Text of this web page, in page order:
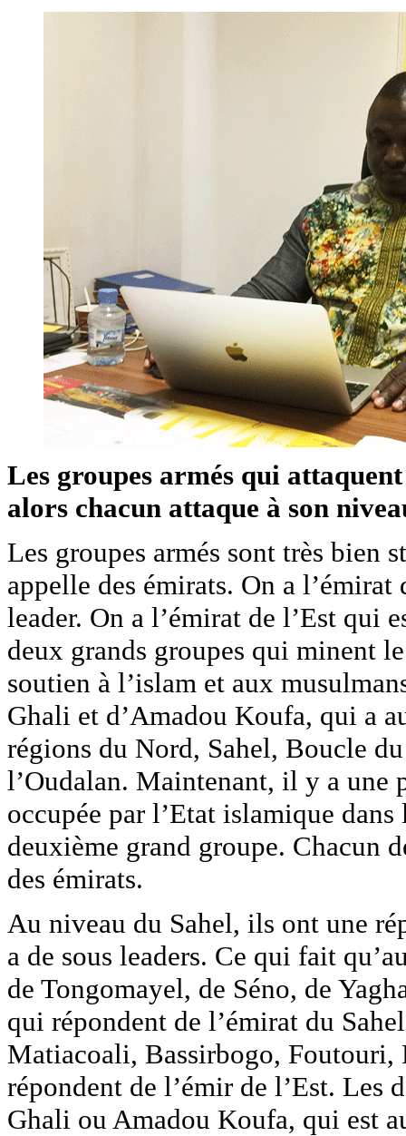
Les groupes armés qui
alors chacun attaque à son
Les groupes armés sont très bien
appelle des émirats. On a
leader. On a l’émirat de l’Est qui
deux grands groupes qui minent
soutien à l’islam et aux
Ghali et d’Amadou Koufa, qui a
régions du Nord, Sahel, Boucle
l’Oudalan. Maintenant, il y a une
occupée par l’Etat islamique
deuxième grand groupe. Chacun
des émirats.
Au niveau du Sahel, ils ont une
a de sous leaders. Ce qui fait
de Tongomayel, de Séno, de
qui répondent de l’émirat du
Matiacoali, Bassirbogo, Foutouri,
répondent de l’émir de l’Est. Les
Ghali ou Amadou Koufa, qui est